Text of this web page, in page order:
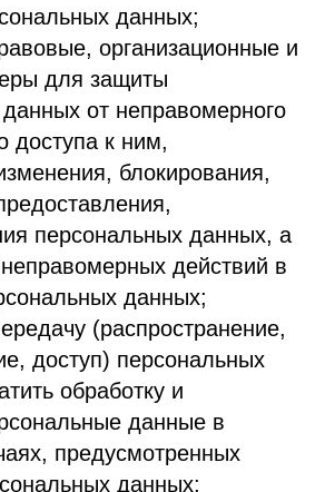
данных;
организационные и
для защиты
от неправомерного
доступа к ним,
блокирования,
персональных данных, а
действий в
данных;
(распространение,
доступ) персональных
обработку и
данные в
предусмотренных
данных;